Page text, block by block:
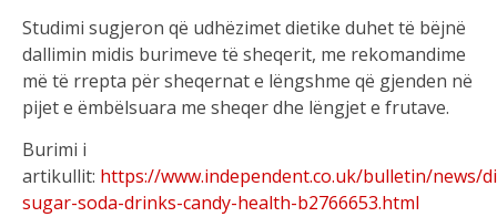
Studimi sugjeron që udhëzimet dietike duhet të bëjnë
dallimin midis burimeve të sheqerit, me rekomandime
më të rrepta për sheqernat e lëngshme që gjenden në
pijet e ëmbëlsuara me sheqer dhe lëngjet e frutave.
Burimi i
artikullit: https://www.independent.co.uk/bulletin/news/
sugar-soda-drinks-candy-health-b2766653.html